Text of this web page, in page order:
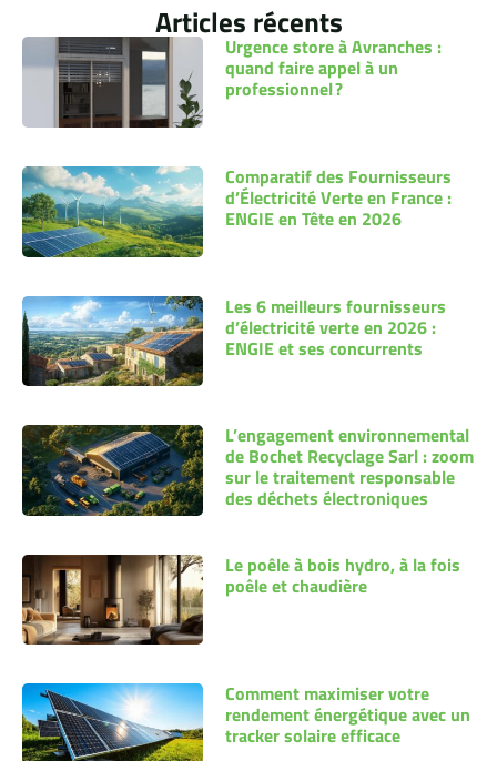
Articles récents
Urgence store à Avranches :
quand faire appel à un
professionnel ?
Comparatif des Fournisseurs
d’Électricité Verte en France :
ENGIE en Tête en 2026
Les 6 meilleurs fournisseurs
d’électricité verte en 2026 :
ENGIE et ses concurrents
L’engagement environnemental
de Bochet Recyclage Sarl : zoom
sur le traitement responsable
des déchets électroniques
Le poêle à bois hydro, à la fois
poêle et chaudière
Comment maximiser votre
rendement énergétique avec un
tracker solaire efficace